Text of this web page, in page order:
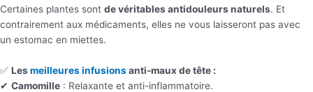
Certaines plantes sont de véritables antidouleurs naturels. Et
contrairement aux médicaments, elles ne vous laisseront pas avec
un estomac en miettes.
✅ Lesmeilleures infusionsanti-maux de tête :
✔ Camomille : Relaxante et anti-inflammatoire.